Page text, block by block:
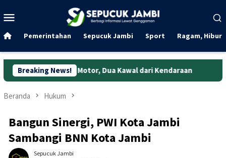
ke
Mobile
Pemerintahan Sepucuk Jambi Sport Ragam,
Breaking News!
Motor, Dua Kawal dari Kendaraan Rekaman CCTV
Beranda Hukum
Bangun Sinergi, PWI Kota Jambi
Sambangi BNN Kota Jambi
Sepucuk Jambi